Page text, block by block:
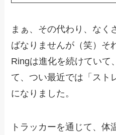
まぁ、その代わり、なく
ばなりませんが（笑）そ
Ringは進化を続けていて
て、つい最近では「スト
になりました。
トラッカーを通じて、体